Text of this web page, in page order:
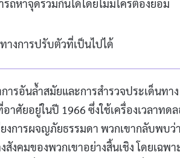
ถหาจุดร่วมกันได้โดยไม่มีใครต้องยอม
งการปรับตัวที่เป็นไปได้
ารอันล้ำสมัยและการสำรวจประเด็นทาง
าศัยอยู่ในปี 1966 ซึ่งใช้เครื่องเวลาทดล
งการผจญภัยธรรมดา พวกเขากลับพบว่า
งคมของพวกเขาอย่างสิ้นเชิง โดยเฉพา